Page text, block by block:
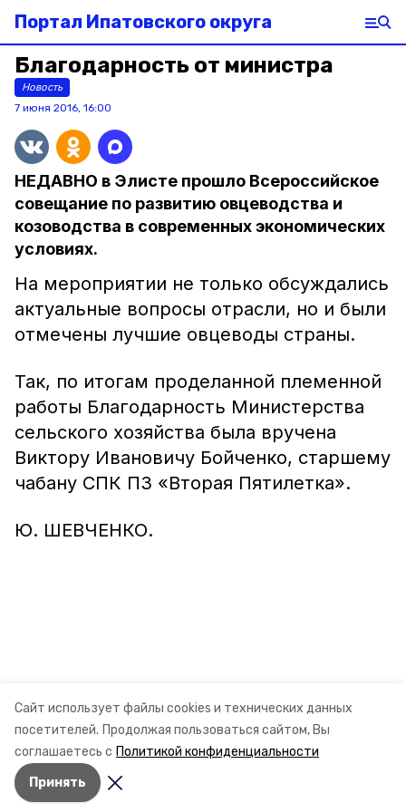
Сайт использует файлы cookies и технических данных
посетителей. Продолжая пользоваться сайтом, Вы
соглашаетесь с Политикой конфиденциальности
Принять
Портал Ипатовского округа
Благодарность от министра
Новость
7 июня 2016, 16:00
НЕДАВНО в Элисте прошло Всероссийское
совещание по развитию овцеводства и
козоводства в современных экономических
условиях.
На мероприятии не только обсуждались
актуальные вопросы отрасли, но и были
отмечены лучшие овцеводы страны.
Так, по итогам проделанной племенной
работы Благодарность Министерства
сельского хозяйства была вручена
Виктору Ивановичу Бойченко, старшему
чабану СПК ПЗ «Вторая Пятилетка».
Ю. ШЕВЧЕНКО.